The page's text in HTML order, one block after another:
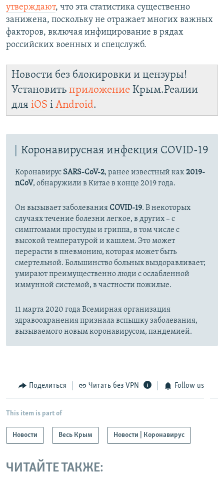
утверждают, что эта статистика существенно
занижена, поскольку не отражает многих важных
факторов, включая инфицирование в рядах
российских военных и спецслужб.
Новости без блокировки и цензуры!
Установить приложение Крым.Реалии
для iOS і Android.
Коронавирусная инфекция COVID-19
Коронавирус SARS-CoV-2, ранее известный как2019-
nCoV, обнаружили в Китае в конце 2019 года.
Он вызывает заболеванияCOVID-19. В некоторых
случаях течение болезни легкое, в других – с
симптомами простуды и гриппа, в том числе с
высокой температурой и кашлем. Это может
перерасти в пневмонию, которая может быть
смертельной. Большинство больных выздоравливает;
умирают преимущественно люди с ослабленной
иммунной системой, в частности пожилые.
11 марта 2020 года Всемирная организация
здравоохранения признала вспышку заболевания,
вызываемого новым коронавирусом, пандемией.
Поделиться Читать без VPN Follow us
This item is part of
Новости Весь Крым Новости | Коронавирус
ЧИТАЙТЕ ТАКЖЕ: